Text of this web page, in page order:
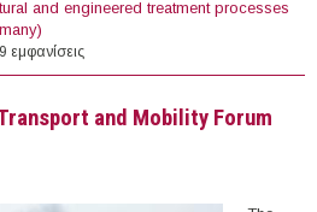
and engineered treatment processes
2019 - Prospects for natural and engineered
processes in the water sector (Berlin,
εμφανίσεις
and Mobility Forum